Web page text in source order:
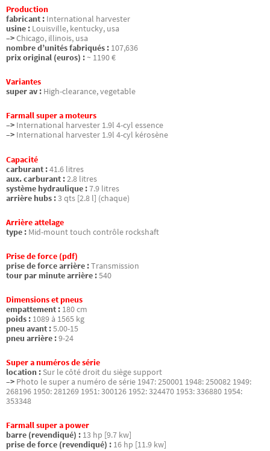
Production
fabricant : International harvester
usine : Louisville, kentucky, usa
–>Chicago, illinois, usa
nombre d’unités fabriqués : 107,636
prix original (euros) : ~ 1190 €
Variantes
super av : High-clearance, vegetable
Farmall super a moteurs
–> International harvester 1.9l 4-cyl essence
–> International harvester 1.9l 4-cyl kérosène
Capacité
carburant :41.6 litres
aux. carburant :2.8 litres
système hydraulique :7.9 litres
arrière hubs :3 qts [2.8 l] (chaque)
Arrière attelage
type : Mid-mount touch contrôle rockshaft
Prise de force (pdf)
prise de force arrière :Transmission
tour par minute arrière :540
Dimensions et pneus
empattement : 180 cm
poids : 1089 à 1565 kg
pneu avant :5.00-15
pneu arrière :9-24
Super a numéros de série
location : Sur le côté droit du siège support
–> Photo le super a numéro de série 1947: 250001 1948: 250082 1949:
268196 1950: 281269 1951: 300126 1952: 324470 1953: 336880 1954:
353348
Farmall super a power
barre (revendiqué) : 13 hp [9.7 kw]
prise de force (revendiqué) : 16 hp [11.9 kw]